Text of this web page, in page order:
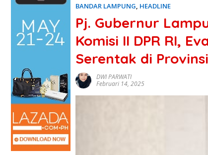
BANDAR LAMPUNG, HEADLINE
Pj. Gubernur
Komisi II DPR RI,
Serentak di
DWI PARWATI
Februari 14, 2025